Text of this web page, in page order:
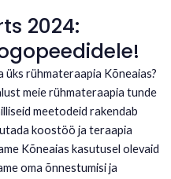
2024:
üks rühmateraapia Kõneaias?
meie rühmateraapia tunde
meetodeid rakendab
koostöö ja teraapia
Kõneaias kasutusel olevaid
oma õnnestumisi ja